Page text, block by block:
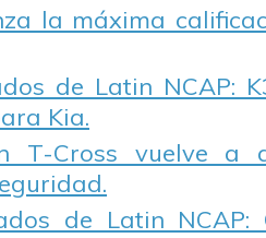
la máxima
de Latin NCAP:
Kia.
T-Cross vuelve a
de Latin NCAP: